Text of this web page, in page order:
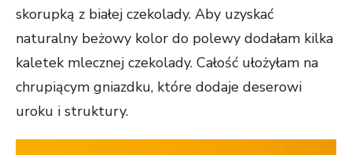
skorupką z białej czekolady. Aby uzyskać
naturalny beżowy kolor do polewy dodałam kilka
kaletek mlecznej czekolady. Całość ułożyłam na
chrupiącym gniazdku, które dodaje deserowi
uroku i struktury.
Statystyka
Abyśmy mogli
poprawić
funkcjonalność